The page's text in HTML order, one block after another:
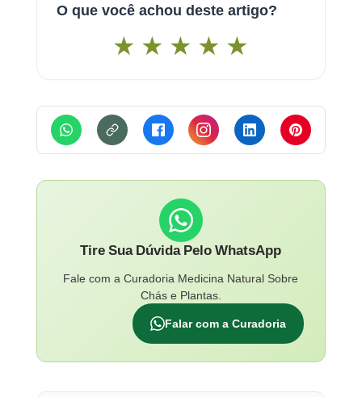
O que você achou deste artigo?
★ ★ ★ ★ ★
Tire Sua Dúvida Pelo WhatsApp
Fale com a Curadoria Medicina Natural Sobre
Chás e Plantas.
Falar com a Curadoria